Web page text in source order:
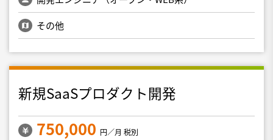
その他
新規SaaSプロダクト開発
750,000 円／月 税別